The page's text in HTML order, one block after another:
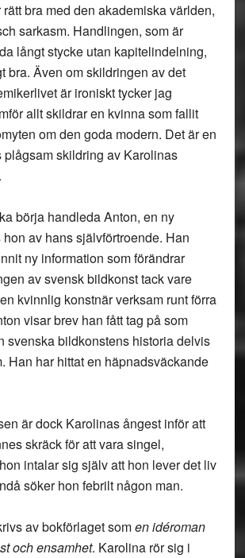
bra med den akademiska världen,
sarkasm. Handlingen, som är
långt stycke utan kapitelindelning,
bra. Även om skildringen av det
är ironiskt tycker jag
allt skildrar en kvinna som fallit
om den goda modern. Det är en
plågsam skildring av Karolinas
börja handleda Anton, en ny
av hans självförtroende. Han
ny information som förändrar
av svensk bildkonst tack vare
kvinnlig konstnär verksam runt förra
visar brev han fått tag på som
svenska bildkonstens historia delvis
Han har hittat en häpnadsväckande
är dock Karolinas ångest inför att
skräck för att vara singel,
intalar sig själv att hon lever det liv
söker hon febrilt någon man.
av bokförlaget somen idéroman
och ensamhet. Karolina rör sig i